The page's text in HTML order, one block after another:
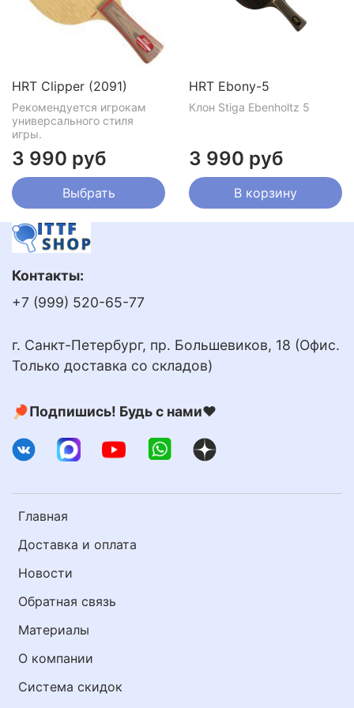
мяча не очень большая, что упрощает выполнение
ударов. Внешний вид очень притягательный и
HRT Clipper (2091)
Рекомендуется игрокам
универсального стиля
игры.
3 990 руб
Выбрать
HRT Ebony-5
Клон Stiga Ebenholtz 5
3 990 руб
В корзину
Главная
Доставка и оплата
Новости
Обратная связь
Материалы
О компании
Система скидок
Контакты:
+7 (999) 520-65-77
г. Санкт-Петербург, пр. Большевиков, 18 (Офис.
Только доставка со складов)
🏓Подпишись! Будь с нами❤️